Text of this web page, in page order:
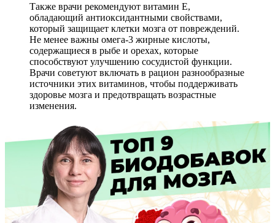
Также врачи рекомендуют витамин E,
обладающий антиоксидантными свойствами,
который защищает клетки мозга от повреждений.
Не менее важны омега-3 жирные кислоты,
содержащиеся в рыбе и орехах, которые
способствуют улучшению сосудистой функции.
Врачи советуют включать в рацион разнообразные
источники этих витаминов, чтобы поддерживать
здоровье мозга и предотвращать возрастные
изменения.